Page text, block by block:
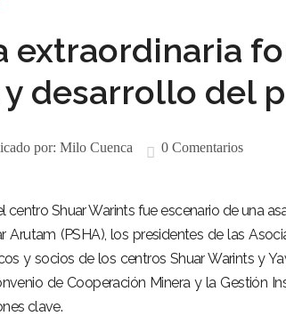
extraordinaria
desarrollo del
por: Milo Cuenca 0 Comentarios
centro Shuar Warints fue escenario de una
Arutam (PSHA), los presidentes de las
y socios de los centros Shuar Warints y
de Cooperación Minera y la Gestión
clave.